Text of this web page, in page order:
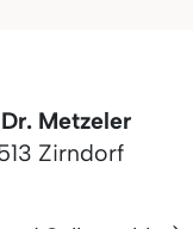
Metzeler
Zirndorf